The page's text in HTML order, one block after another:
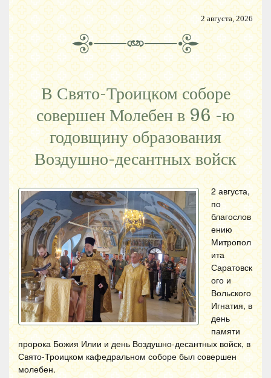
2 августа, 2026
В Свято-Троицком соборе
совершен Молебен в 96 -ю
годовщину образования
Воздушно-десантных войск
2 августа,
по
благослов
ению
Митропол
ита
Саратовск
ого и
Вольского
Игнатия, в
день
памяти
пророка Божия Илии и день Воздушно-десантных войск, в
Свято-Троицком кафедральном соборе был совершен
молебен.